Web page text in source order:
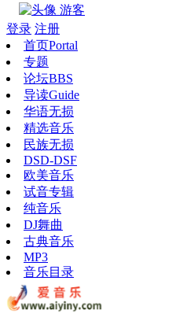
游客
登录 注册
首页Portal
专题
论坛BBS
导读Guide
华语无损
精选音乐
民族无损
DSD-DSF
欧美音乐
试音专辑
纯音乐
DJ舞曲
古典音乐
MP3
音乐目录